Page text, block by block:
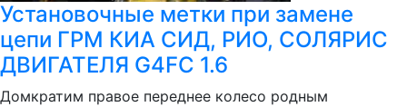
Установочные метки при замене
цепи ГРМ КИА СИД, РИО, СОЛЯРИС
ДВИГАТЕЛЯ G4FС 1.6
Домкратим правое переднее колесо родным